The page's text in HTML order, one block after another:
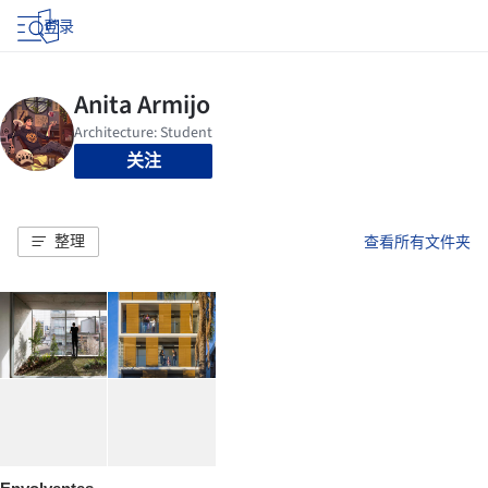
登录
关注
整理 查看所有文件夹